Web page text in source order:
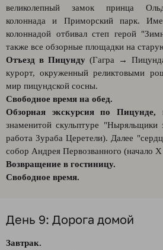
великолепный замок принца
колоннада и Приморский парк.
колоннадой отбивал степ герой
также все обзорные площадки на
Отъезд в Пицунду (Гагра →
курорт, окруженный реликтовыми
мир пицундской сосны.
Свободное время на обед.
Обзорная экскурсия по Пицунде,
знаменитой скульптуре
работа Зураба Церетели). Далее
собор Андрея Первозванного (начало X
Возвращение в гостиницу.
Свободное время.
День 9: Дорога домой
Завтрак.